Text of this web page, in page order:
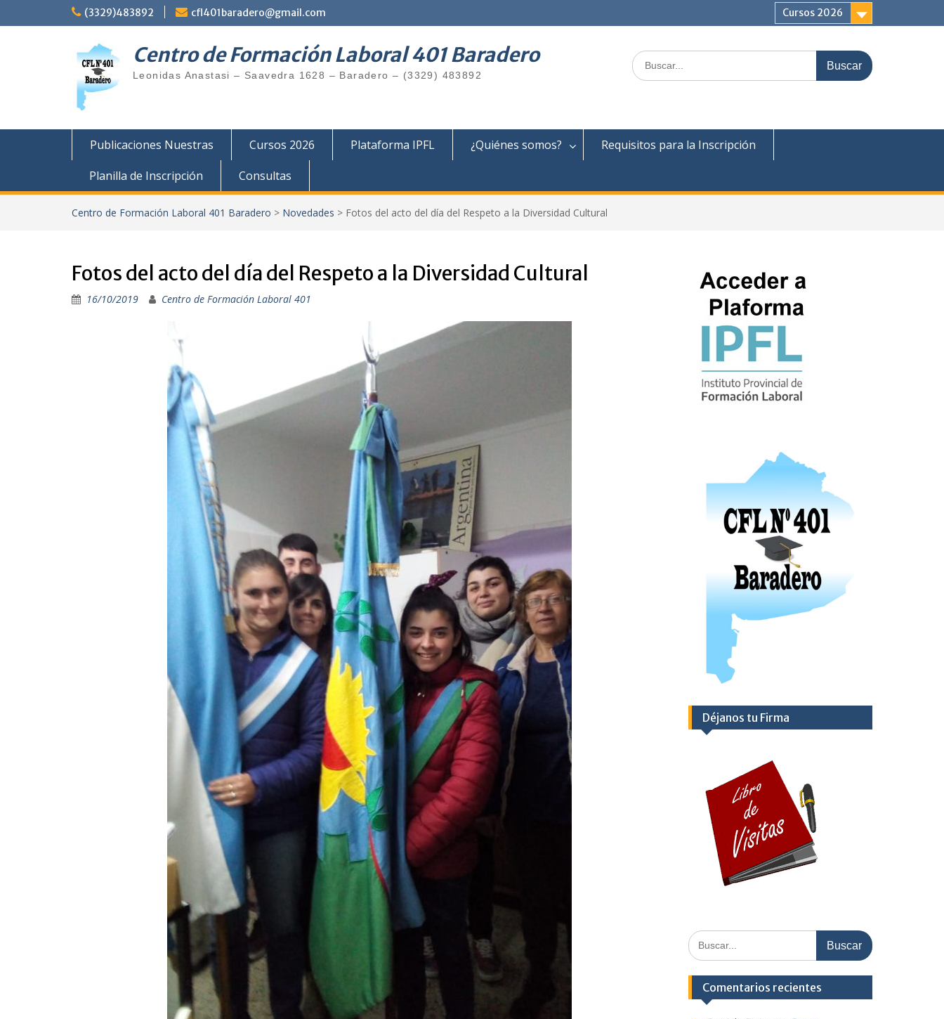
(3329)483892 cfl401baradero@gmail.com Cursos 2026
Centro de Formación Laboral 401 Baradero
Leonidas Anastasi – Saavedra 1628 – Baradero – (3329) 483892
Buscar:
Publicaciones Nuestras Cursos 2026 Plataforma IPFL ¿Quiénes somos?
Requisitos para la Inscripción
Planilla de Inscripción
Consultas
Centro de Formación Laboral 401 Baradero > Novedades > Fotos del acto del día del Respeto a la Diversidad Cultural
Fotos del acto del día del Respeto a la Diversidad Cultural
16/10/2019 Centro de Formación Laboral 401
Déjanos tu Firma
Buscar:
Comentarios recientes